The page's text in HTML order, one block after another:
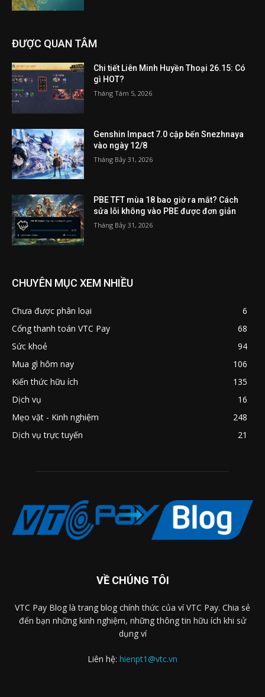
ĐƯỢC QUAN TÂM
Chi tiết Liên Minh Huyền Thoại 26.15: Có
gì HOT?
Tháng Tám 5, 2026
Genshin Impact 7.0 cập bến Snezhnaya
vào ngày 12/8
Tháng Bảy 31, 2026
PBE TFT mùa 18 bao giờ ra mắt? Cách
sửa lỗi không vào PBE được đơn giản
Tháng Bảy 31, 2026
CHUYÊN MỤC XEM NHIỀU
Chưa được phân loại
6
Cổng thanh toán VTC Pay
68
Sức khoẻ
94
Mua gì hôm nay
106
Kiến thức hữu ích
135
Dịch vụ
16
Mẹo vặt - Kinh nghiệm
248
Dịch vụ trực tuyến
21
VỀ CHÚNG TÔI
VTC Pay Blog là trang blog chính thức của ví VTC Pay. Chia sẻ
đến bạn những kinh nghiệm, những thông tin hữu ích khi sử
dụng ví
Liên hệ: hienpt1@vtc.vn